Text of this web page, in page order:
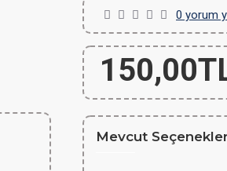
0 yorum
Mevcut